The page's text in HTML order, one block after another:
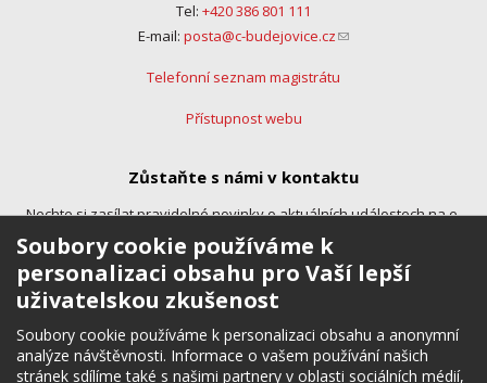
Tel: +420 386 801 111
E-mail: posta@c-budejovice.cz(link sends e-mail)
Telefonní seznam magistrátu
Přístupnost webu
Zůstaňte s námi v kontaktu
Nechte si zasílat pravidelné novinky o aktuálních událostech na e-
mail.
Soubory cookie používáme k
personalizaci obsahu pro Vaší lepší
uživatelskou zkušenost
Soubory cookie používáme k personalizaci obsahu a anonymní
analýze návštěvnosti. Informace o vašem používání našich
stránek sdílíme také s našimi partnery v oblasti sociálních médií,